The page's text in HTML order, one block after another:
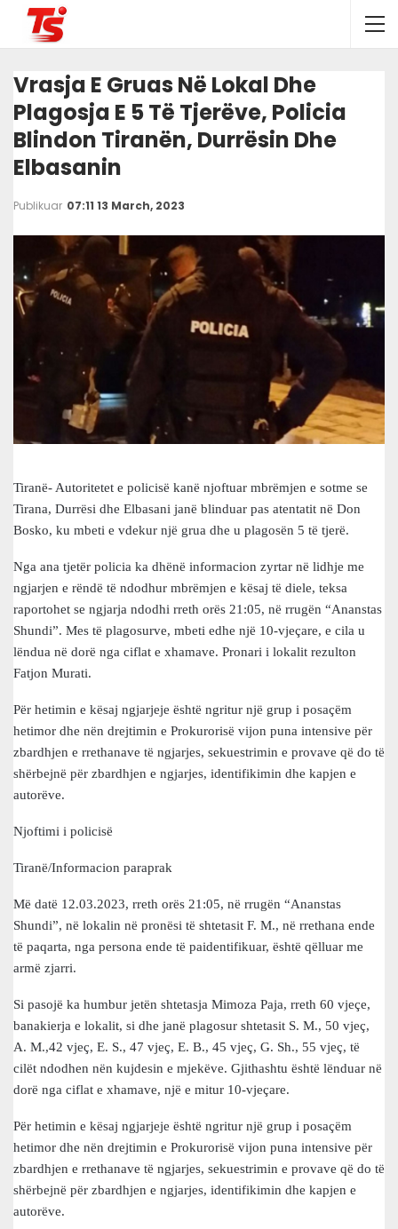
Vrasja E Gruas Në Lokal Dhe
Plagosja E 5 Të Tjerëve, Policia
Blindon Tiranën, Durrësin Dhe
Elbasanin
Publikuar 07:11 13 March, 2023
Tiranë- Autoritetet e policisë kanë njoftuar mbrëmjen e sotme se
Tirana, Durrësi dhe Elbasani janë blinduar pas atentatit në Don
Bosko, ku mbeti e vdekur një grua dhe u plagosën 5 të tjerë.
Nga ana tjetër policia ka dhënë informacion zyrtar në lidhje me
ngjarjen e rëndë të ndodhur mbrëmjen e kësaj të diele, teksa
raportohet se ngjarja ndodhi rreth orës 21:05, në rrugën “Ananstas
Shundi”. Mes të plagosurve, mbeti edhe një 10-vjeçare, e cila u
lëndua në dorë nga ciflat e xhamave. Pronari i lokalit rezulton
Fatjon Murati.
Për hetimin e kësaj ngjarjeje është ngritur një grup i posaçëm
hetimor dhe nën drejtimin e Prokurorisë vijon puna intensive për
zbardhjen e rrethanave të ngjarjes, sekuestrimin e provave që do të
shërbejnë për zbardhjen e ngjarjes, identifikimin dhe kapjen e
autorëve.
Njoftimi i policisë
Tiranë/Informacion paraprak
Më datë 12.03.2023, rreth orës 21:05, në rrugën “Ananstas
Shundi”, në lokalin në pronësi të shtetasit F. M., në rrethana ende
të paqarta, nga persona ende të paidentifikuar, është qëlluar me
armë zjarri.
Si pasojë ka humbur jetën shtetasja Mimoza Paja, rreth 60 vjeçe,
banakierja e lokalit, si dhe janë plagosur shtetasit S. M., 50 vjeç,
A. M.,42 vjeç, E. S., 47 vjeç, E. B., 45 vjeç, G. Sh., 55 vjeç, të
cilët ndodhen nën kujdesin e mjekëve. Gjithashtu është lënduar në
dorë nga ciflat e xhamave, një e mitur 10-vjeçare.
Për hetimin e kësaj ngjarjeje është ngritur një grup i posaçëm
hetimor dhe nën drejtimin e Prokurorisë vijon puna intensive për
zbardhjen e rrethanave të ngjarjes, sekuestrimin e provave që do të
shërbejnë për zbardhjen e ngjarjes, identifikimin dhe kapjen e
autorëve.